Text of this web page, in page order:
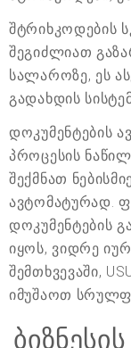
შტრიხკოდების
შეგიძლიათ
სალაროზე, ეს
გადახდის
დოკუმენტების
პროცესის
შექმნათ
ავტომატურად.
დოკუმენტების
იყოს, ვიდრე
შემთხვევაში,
იმუშაოთ